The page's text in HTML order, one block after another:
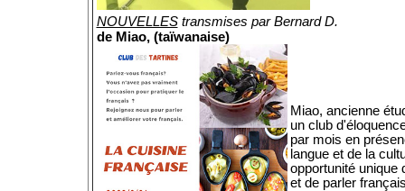
NOUVELLES transmises par Bernard D.
de Miao, (taïwanaise)
Miao, ancienne
un club
par mois en
langue et de la
opportunité unique
et de parler